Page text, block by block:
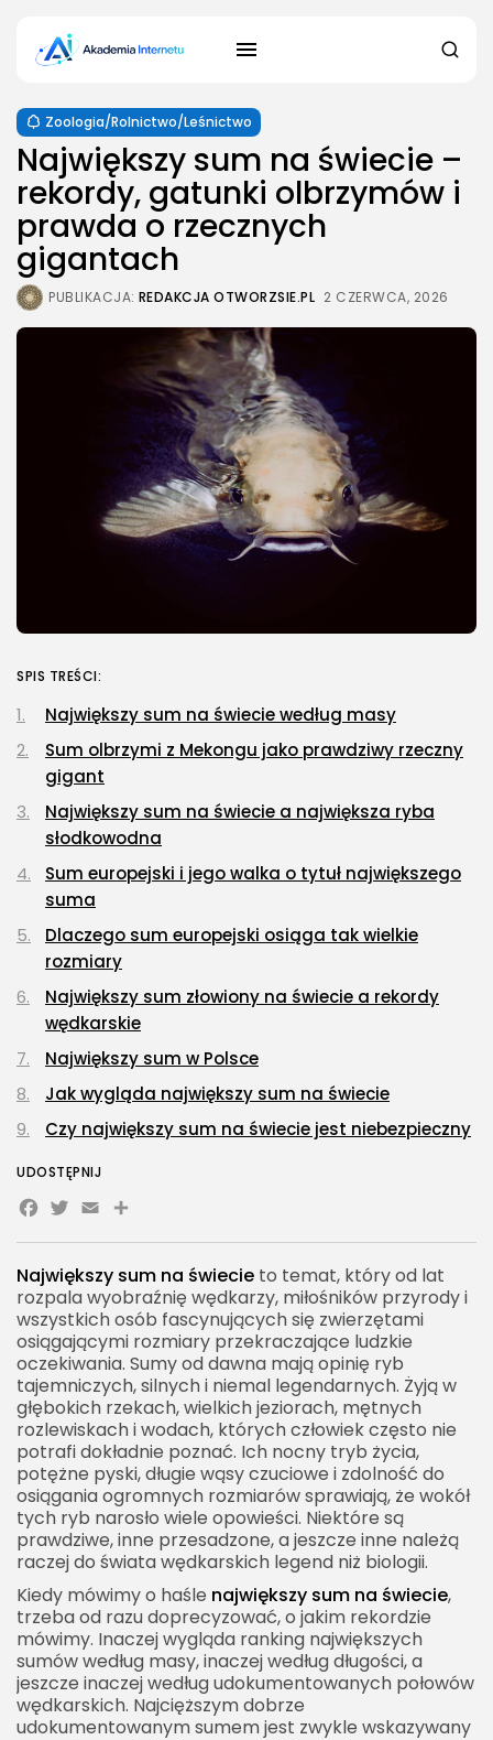
Zoologia/Rolnictwo/Leśnictwo
Największy sum na świecie –
rekordy, gatunki olbrzymów i
prawda o rzecznych
gigantach
PUBLIKACJA: REDAKCJA OTWORZSIE.PL 2 CZERWCA, 2026
Największy sum na świecie to temat, który od lat
rozpala wyobraźnię wędkarzy, miłośników przyrody i
wszystkich osób fascynujących się zwierzętami
osiągającymi rozmiary przekraczające ludzkie
oczekiwania. Sumy od dawna mają opinię ryb
tajemniczych, silnych i niemal legendarnych. Żyją w
głębokich rzekach, wielkich jeziorach, mętnych
rozlewiskach i wodach, których człowiek często nie
potrafi dokładnie poznać. Ich nocny tryb życia,
potężne pyski, długie wąsy czuciowe i zdolność do
osiągania ogromnych rozmiarów sprawiają, że wokół
tych ryb narosło wiele opowieści. Niektóre są
prawdziwe, inne przesadzone, a jeszcze inne należą
raczej do świata wędkarskich legend niż biologii.
Kiedy mówimy o haśle największy sum na świecie,
trzeba od razu doprecyzować, o jakim rekordzie
mówimy. Inaczej wygląda ranking największych
sumów według masy, inaczej według długości, a
jeszcze inaczej według udokumentowanych połowów
wędkarskich. Najcięższym dobrze
udokumentowanym sumem jest zwykle wskazywany
SPIS TREŚCI:
Największy sum na świecie według masy
Sum olbrzymi z Mekongu jako prawdziwy rzeczny
gigant
Największy sum na świecie a największa ryba
słodkowodna
Sum europejski i jego walka o tytuł największego
suma
Dlaczego sum europejski osiąga tak wielkie
rozmiary
Największy sum złowiony na świecie a rekordy
wędkarskie
Największy sum w Polsce
Jak wygląda największy sum na świecie
Czy największy sum na świecie jest niebezpieczny
Największy sum na świecie w legendach i kulturze
Ochrona największych sumów świata
Największy sum na świecie a ekosystem rzeki
Jak mierzy się największe sumy
Największe gatunki sumów na świecie
Dlaczego hasło największy sum na świecie jest
tak popularne
Największy sum na świecie w oczach wędkarzy
Prawda o rekordach i wędkarskich legendach
Przyszłość największych sumów świata
Największy sum na świecie jako symbol dzikich
rzek
Najważniejsza odpowiedź na hasło największy
sum na świecie
UDOSTĘPNIJ
Facebook
Twitter
EmailShare